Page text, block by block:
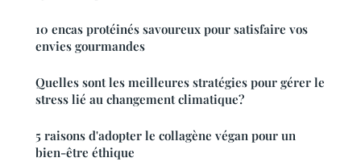
10 encas protéinés savoureux pour satisfaire vos
envies gourmandes
Quelles sont les meilleures stratégies pour gérer le
stress lié au changement climatique?
5 raisons d'adopter le collagène végan pour un
bien-être éthique